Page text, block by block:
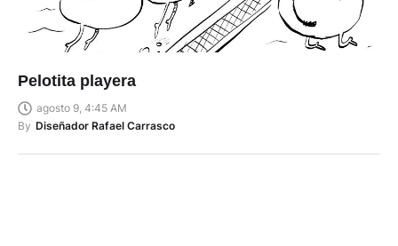
Pelotita playera
agosto 9, 4:45 AM
By Diseñador Rafael Carrasco